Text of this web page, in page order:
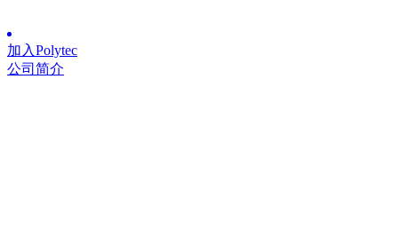
加入Polytec
公司简介